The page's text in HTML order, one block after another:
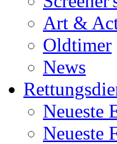
Art &
Oldtimer
News
Neueste
Neueste